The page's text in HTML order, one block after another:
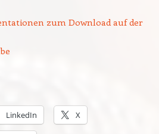
zum Download auf der
LinkedIn X